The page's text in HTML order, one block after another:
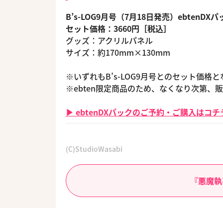
B’s-LOG9月号（7月18日発売）ebtenDXパ
セット価格：3660円［税込］
グッズ：アクリルパネル
サイズ：約170mm×130mm
※いずれもB’s-LOG9月号とのセット価格
※ebten限定商品のため、なくなり次第、
▶ ebtenDXパックのご予約・ご購入はコ
(C)StudioWasabi
『悪魔